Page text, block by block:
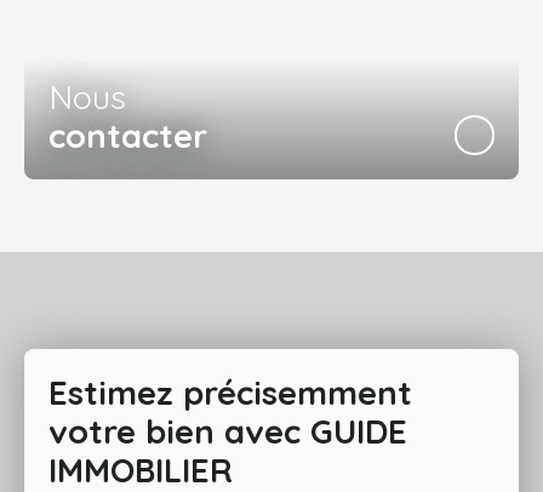
Nous
contacter
Estimez précisemment
votre bien avec GUIDE
IMMOBILIER